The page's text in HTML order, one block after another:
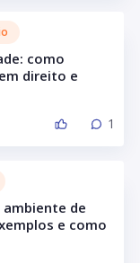
como
direito e
1
de
e como